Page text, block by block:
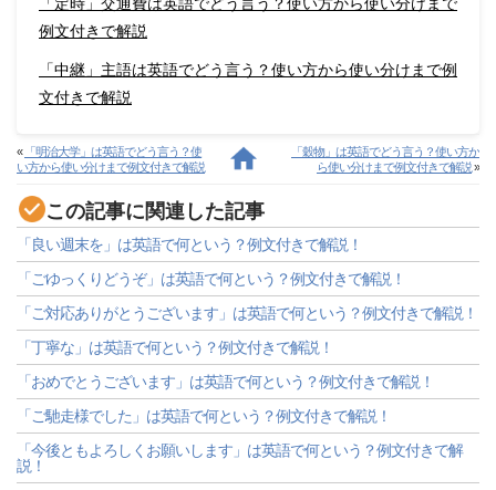
例文付きで解説
「中継」主語は英語でどう言う？使い方から使い分けまで例
文付きで解説
« 「明治大学」は英語でどう言う？使
い方から使い分けまで例文付きで解説
「穀物」は英語でどう言う？使い方か
ら使い分けまで例文付きで解説»
この記事に関連した記事
「良い週末を」は英語で何という？例文付きで解説！
「ごゆっくりどうぞ」は英語で何という？例文付きで解説！
「ご対応ありがとうございます」は英語で何という？例文付きで解説！
「丁寧な」は英語で何という？例文付きで解説！
「おめでとうございます」は英語で何という？例文付きで解説！
「ご馳走様でした」は英語で何という？例文付きで解説！
「今後ともよろしくお願いします」は英語で何という？例文付きで解
説！